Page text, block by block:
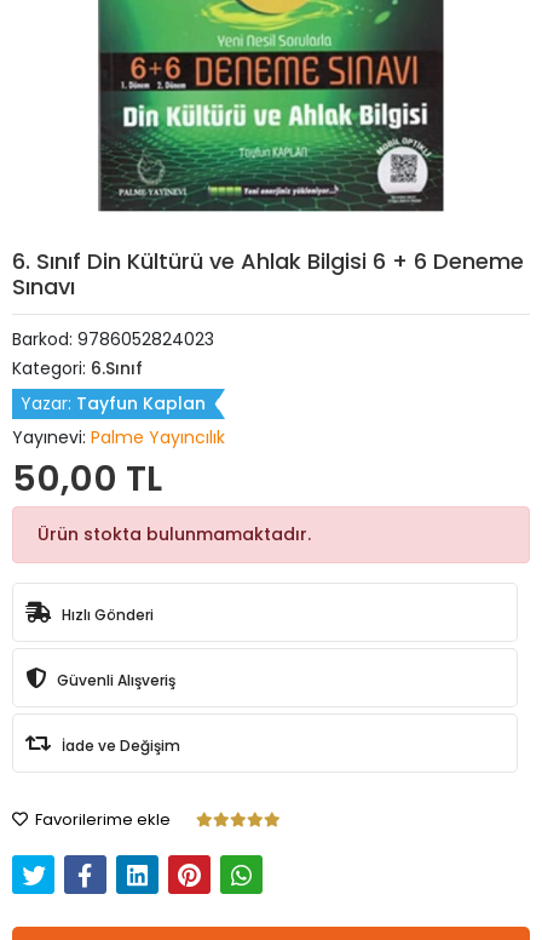
6. Sınıf Din Kültürü ve Ahlak Bilgisi 6 + 6 Deneme
Sınavı
Barkod: 9786052824023
Kategori: 6.Sınıf
Yazar: Tayfun Kaplan
Yayınevi: Palme Yayıncılık
50,00 TL
Ürün stokta bulunmamaktadır.
Hızlı Gönderi
Güvenli Alışveriş
İade ve Değişim
Favorilerime ekle